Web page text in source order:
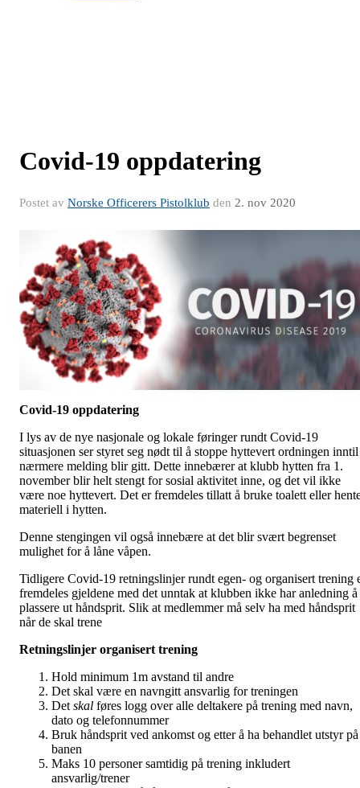
Covid-19 oppdatering
Postet av Norske Officerers Pistolklub den 2. nov 2020
Covid-19 oppdatering
I lys av de nye nasjonale og lokale føringer rundt Covid-19
situasjonen ser styret seg nødt til å stoppe hyttevert ordningen inntil
nærmere melding blir gitt. Dette innebærer at klubb hytten fra 1.
november blir helt stengt for sosial aktivitet inne, og det vil ikke
være noe hyttevert. Det er fremdeles tillatt å bruke toalett eller
materiell i hytten.
Denne stengingen vil også innebære at det blir svært begrenset
mulighet for å låne våpen.
Tidligere Covid-19 retningslinjer rundt egen- og organisert trening
fremdeles gjeldene med det unntak at klubben ikke har anledning å
plassere ut håndsprit. Slik at medlemmer må selv ha med håndsprit
når de skal trene
Retningslinjer organisert trening
Hold minimum 1m avstand til andre
Det skal være en navngitt ansvarlig for treningen
Det skal føres logg over alle deltakere på trening med navn,
dato og telefonnummer
Bruk håndsprit ved ankomst og etter å ha behandlet utstyr på
banen
Maks 10 personer samtidig på trening inkludert
ansvarlig/trener